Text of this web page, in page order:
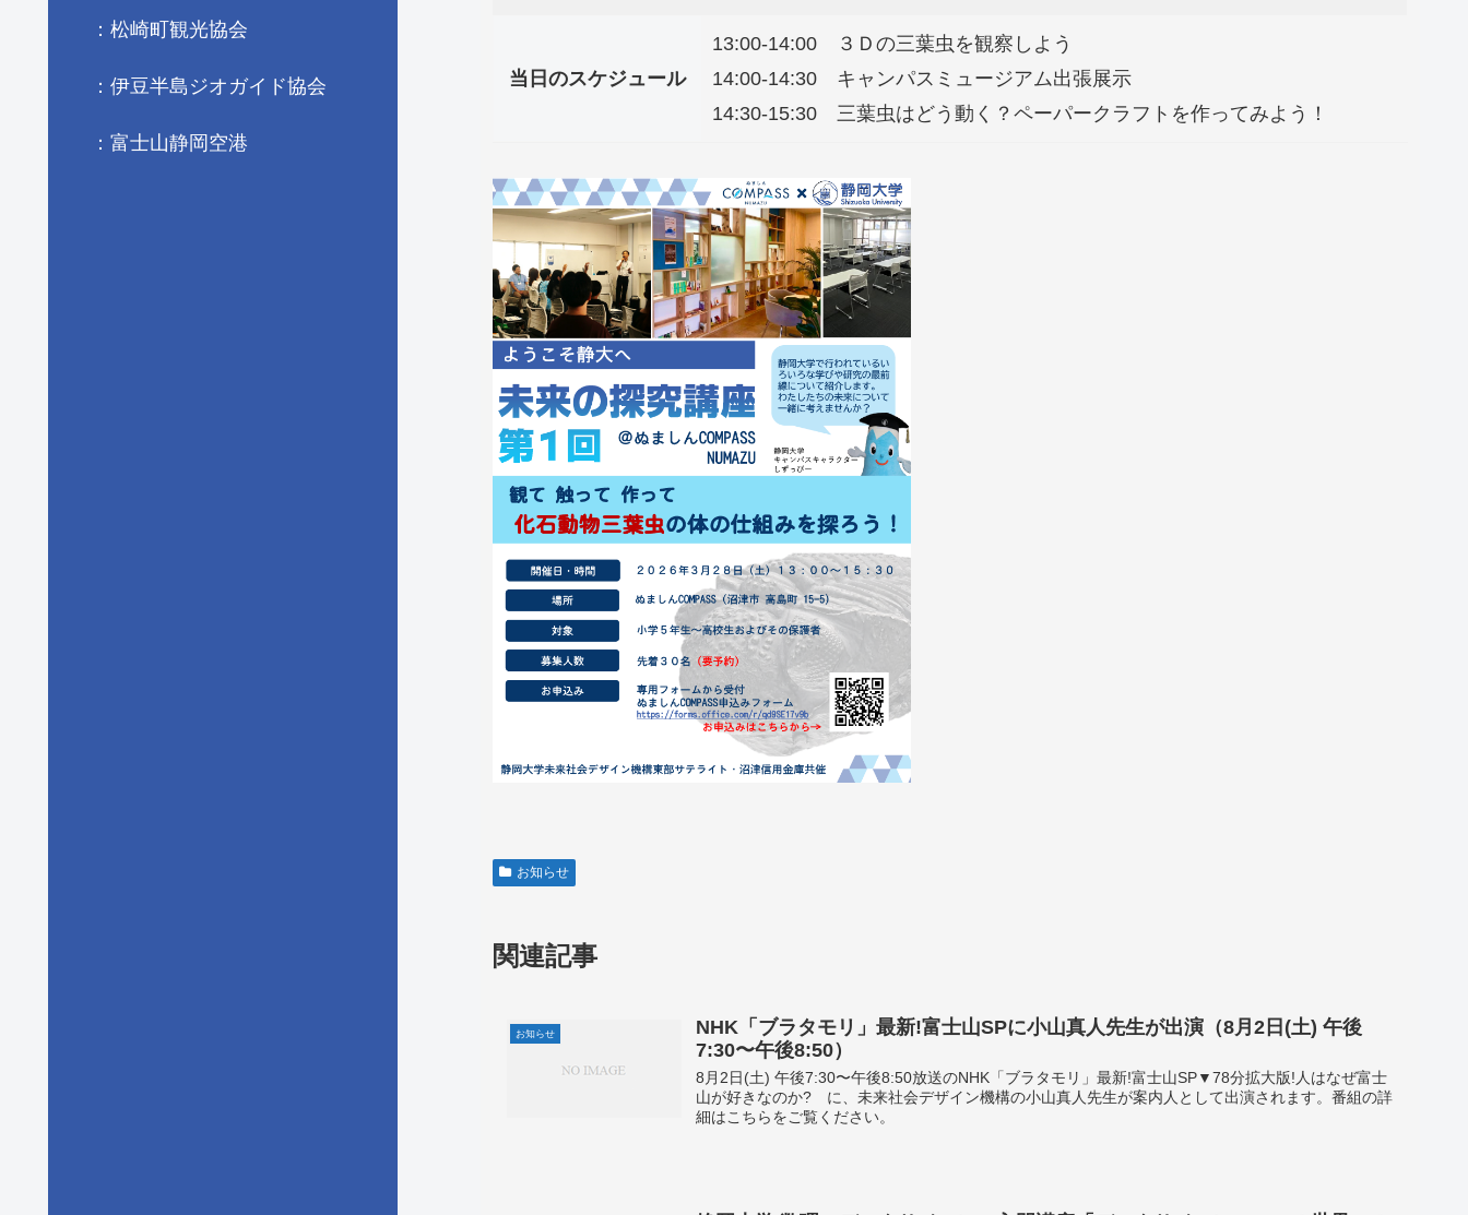
当日のスケジュール
13:00-14:00 ３Ｄの三葉虫を観察しよう
14:00-14:30 キャンパスミュージアム出張展示
14:30-15:30 三葉虫はどう動く？ペーパークラフトを作ってみよう！
お知らせ
関連記事
お知らせ
NHK「ブラタモリ」最新!富士山SPに小山真人先生が出演（8月2日(土) 午後
7:30〜午後8:50）
8月2日(土) 午後7:30〜午後8:50放送のNHK「ブラタモリ」最新!富士山SP▼78分拡大版!人はなぜ富士
山が好きなのか? に、未来社会デザイン機構の小山真人先生が案内人として出演されます。番組の詳
細はこちらをご覧ください。
：松崎町観光協会
：伊豆半島ジオガイド協会
：富士山静岡空港